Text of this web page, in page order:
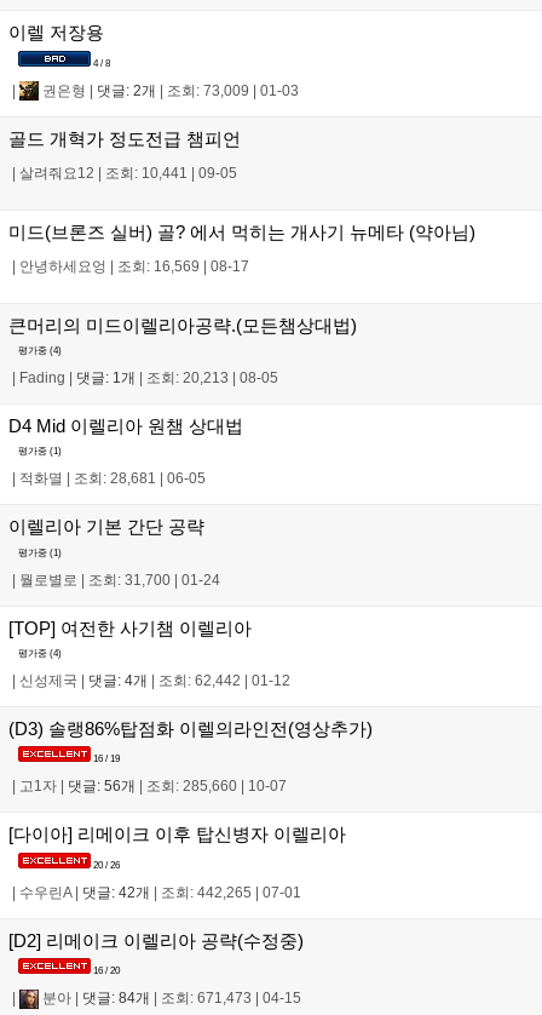
이렐 저장용
4 / 8
| 권은형 | 댓글: 2개 | 조회: 73,009 | 01-03
골드 개혁가 정도전급 챔피언
| 살려줘요12 | 조회: 10,441 | 09-05
미드(브론즈 실버) 골? 에서 먹히는 개사기 뉴메타 (약아님)
| 안녕하세요엉 | 조회: 16,569 | 08-17
큰머리의 미드이렐리아공략.(모든챔상대법)
평가중 (4)
| Fading | 댓글: 1개 | 조회: 20,213 | 08-05
D4 Mid 이렐리아 원챔 상대법
평가중 (1)
적화멸 조회: 28,681 06-05
이렐리아 기본 간단 공략
평가중 (1)
| 뭘로별로 | 조회: 31,700 | 01-24
[TOP] 여전한 사기챔 이렐리아
평가중 (4)
신성제국 댓글: 4개 조회: 62,442 01-12
(D3) 솔랭86%탑점화 이렐의라인전(영상추가)
16 / 19
고1자 댓글: 56개 조회: 285,660 10-07
[다이아] 리메이크 이후 탑신병자 이렐리아
20 / 26
| 수우린A| 댓글: 42개 | 조회: 442,265 | 07-01
[D2] 리메이크 이렐리아 공략(수정중)
16 / 20
분아 댓글: 84개 조회: 671,473 04-15